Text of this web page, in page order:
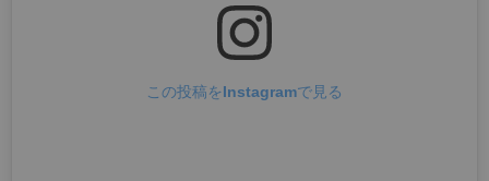
この投稿をInstagramで見る